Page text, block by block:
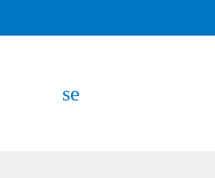
search